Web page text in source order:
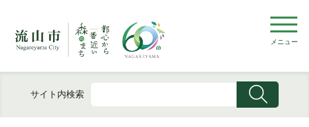
メニュー
サイト内検索